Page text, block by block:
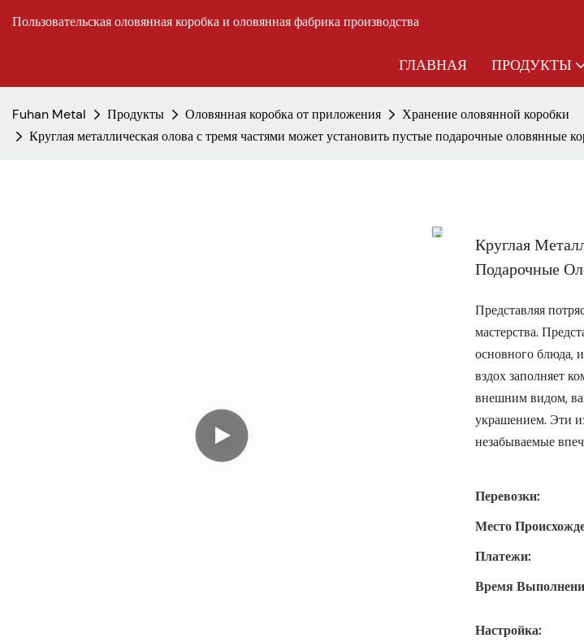
Пользовательская оловянная коробка и оловянная фабрика производства
ГЛАВНАЯ ПРОДУКТЫ
Fuhan Metal Продукты Оловянная коробка от приложения
Хранение оловянной коробки
Круглая металлическая олова с тремя частями может установить пустые подарочные оловянные
Круглая
Подарочные
Представляя
мастерства.
основного блюда,
вздох заполняет
внешним видом,
украшением. Эти
незабываемые
Перевозки:
Место
Платежи:
Время
Настройка: